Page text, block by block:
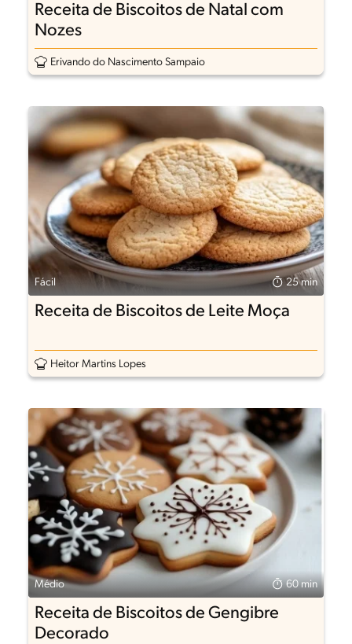
Receita de Biscoitos de Natal com
Nozes
Erivando do Nascimento Sampaio
Fácil 25 min
Receita de Biscoitos de Leite Moça
Heitor Martins Lopes
Médio 60 min
Receita de Biscoitos de Gengibre
Decorado